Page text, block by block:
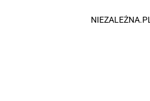
NIEZALEŻNA.PL